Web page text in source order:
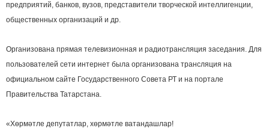
предприятий, банков, вузов, представители творческой интеллигенции,
общественных организаций и др.
Организована прямая телевизионная и радиотрансляция заседания. Для
пользователей сети интернет была организована трансляция на
официальном сайте Государственного Совета РТ и на портале
Правительства Татарстана.
«Хөрмәтле депутатлар, хөрмәтле ватандашлар!